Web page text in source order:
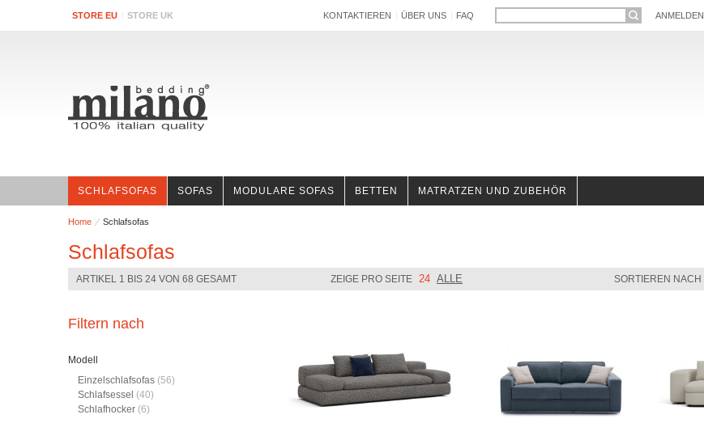
STORE EU STORE UK ANMELDEN
KONTAKTIEREN ÜBER UNS FAQ
SCHLAFSOFAS SOFAS MODULARE SOFAS BETTEN MATRATZEN UND ZUBEHÖR
Home Schlafsofas
Schlafsofas
ARTIKEL 1 BIS 24 VON 68 GESAMT ZEIGE PRO SEITE 24 ALLE SORTIEREN NACH
Filtern nach
Modell
Einzelschlafsofas (56)
Schlafsessel (40)
Schlafhocker (6)